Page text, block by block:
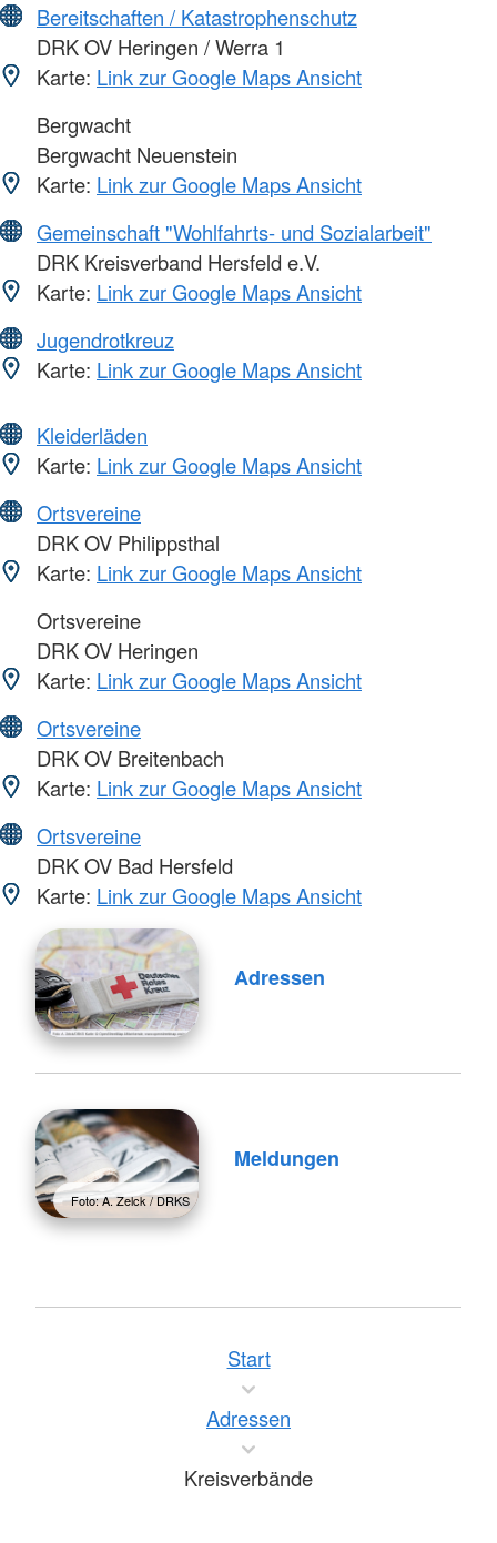
Bereitschaften / Katastrophenschutz
DRK OV Heringen / Werra 1
Karte: Link zur Google Maps Ansicht
Bergwacht
Bergwacht Neuenstein
Karte: Link zur Google Maps Ansicht
Gemeinschaft "Wohlfahrts- und Sozialarbeit"
DRK Kreisverband Hersfeld e.V.
Karte: Link zur Google Maps Ansicht
Jugendrotkreuz
Karte: Link zur Google Maps Ansicht
Kleiderläden
Karte: Link zur Google Maps Ansicht
Ortsvereine
DRK OV Philippsthal
Karte: Link zur Google Maps Ansicht
Ortsvereine
DRK OV Heringen
Karte: Link zur Google Maps Ansicht
Ortsvereine
DRK OV Breitenbach
Karte: Link zur Google Maps Ansicht
Ortsvereine
DRK OV Bad Hersfeld
Karte: Link zur Google Maps Ansicht
Adressen
Foto: A. Zelck / DRKS
Meldungen
Start
Adressen
Kreisverbände